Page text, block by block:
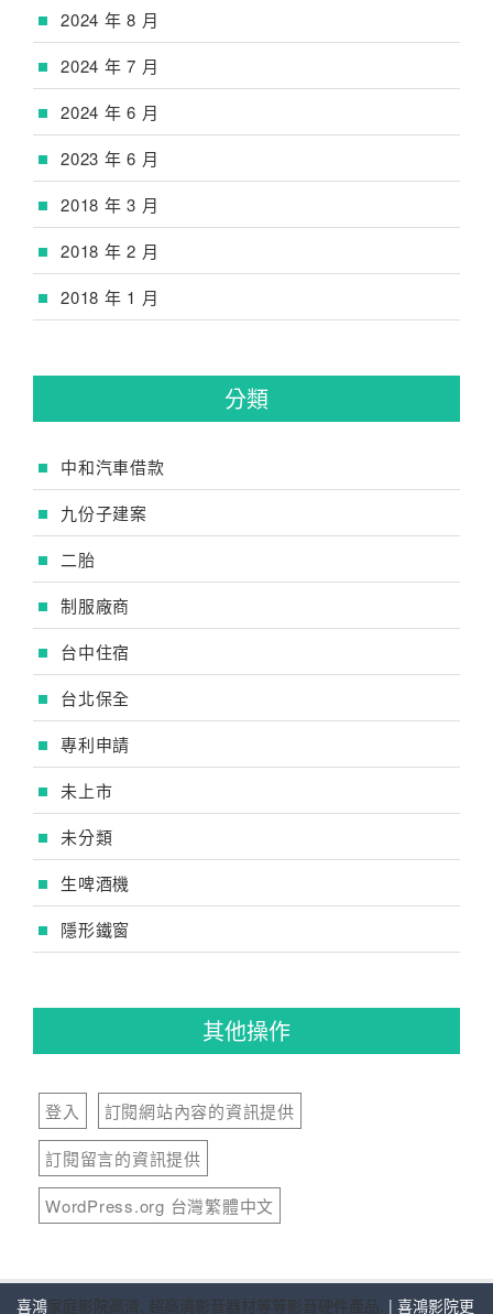
2024 年 8 月
2024 年 7 月
2024 年 6 月
2023 年 6 月
2018 年 3 月
2018 年 2 月
2018 年 1 月
分類
中和汽車借款
九份子建案
二胎
制服廠商
台中住宿
台北保全
專利申請
未上市
未分類
生啤酒機
隱形鐵窗
其他操作
登入 訂閱網站內容的資訊提供
訂閱留言的資訊提供
WordPress.org 台灣繁體中文
喜鴻家庭影院高清, 超高清影音器材等等影音硬件產品. | 喜鴻影院更